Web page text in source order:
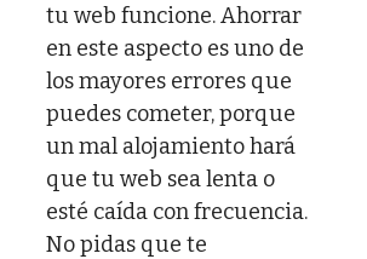
tu web funcione. Ahorrar
en este aspecto es uno de
los mayores errores que
puedes cometer, porque
un mal alojamiento hará
que tu web sea lenta o
esté caída con frecuencia.
No pidas que te